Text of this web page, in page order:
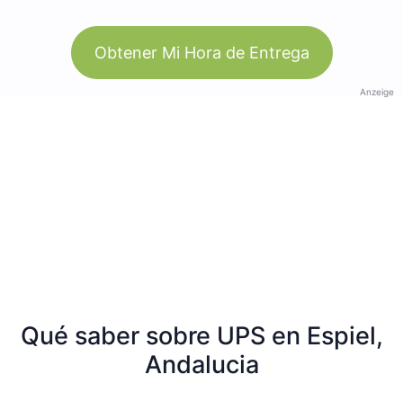
Obtener Mi Hora de Entrega
Anzeige
Qué saber sobre UPS en Espiel,
Andalucia